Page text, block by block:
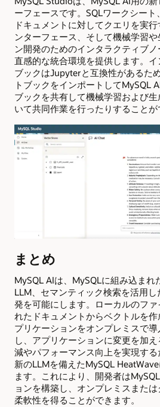
ーフェースです。SQLワークシー
ドキュメントに対してクエリを実
ンターフェース、そして機械学習
ン開発のためのインタラクティブノ
直感的な統合環境を提供します。
ブックはJupyterと互換性があるた
トブックをインポートしてMySQL
ブックを共有して機械学習および
いて共同作業を行ったりすることが
まとめ
MySQL AIは、MySQLに組み込まれ
LLM、セマンティック検索を活用
発を可能にします。ローカルのフ
れたドキュメントからベクトルを
プリケーションをオンプレミスで
し、アプリケーションに変更を加
減やパフォーマンス向上を実現す
新のLLMを備えたMySQL
ます。これにより、開発者は
ョンを構築し、オンプレミスまた
柔軟性を得ることができます。